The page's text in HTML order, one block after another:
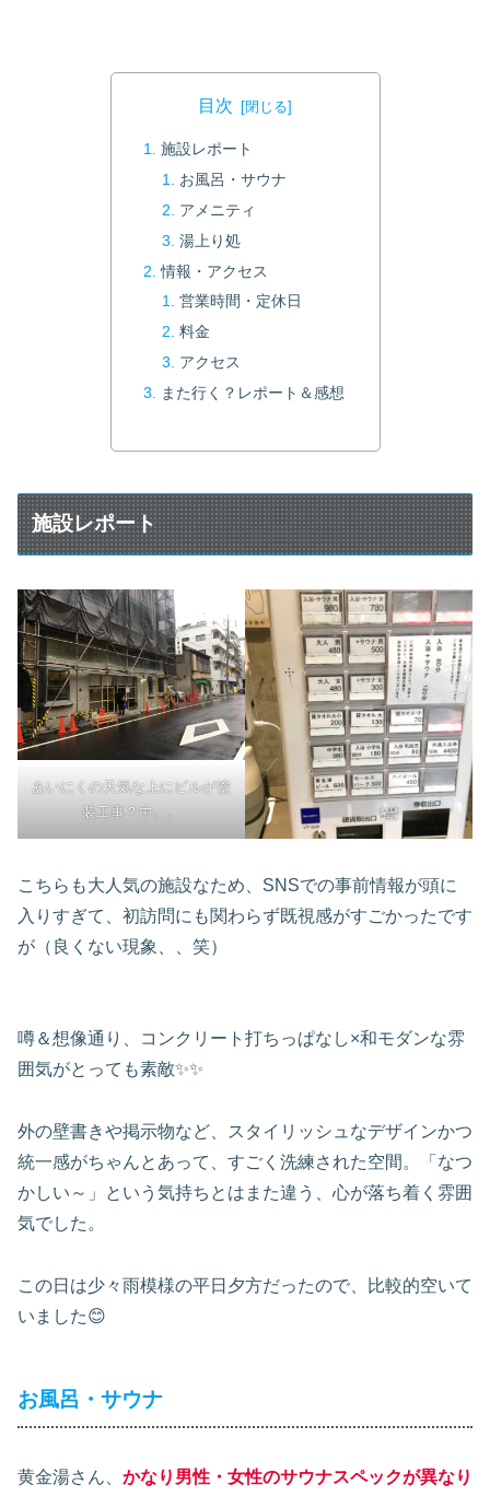
目次
施設レポート
お風呂・サウナ
アメニティ
湯上り処
情報・アクセス
営業時間・定休日
料金
アクセス
また行く？レポート＆感想
施設レポート
あいにくの天気な上にビルが塗
装工事？中。。
こちらも大人気の施設なため、SNSでの事前情報が頭に
入りすぎて、初訪問にも関わらず既視感がすごかったです
が（良くない現象、、笑）
噂＆想像通り、コンクリート打ちっぱなし×和モダンな雰
囲気がとっても素敵✨✨
外の壁書きや掲示物など、スタイリッシュなデザインかつ
統一感がちゃんとあって、すごく洗練された空間。「なつ
かしい～」という気持ちとはまた違う、心が落ち着く雰囲
気でした。
この日は少々雨模様の平日夕方だったので、比較的空いて
いました😊
お風呂・サウナ
黄金湯さん、 かなり男性・女性のサウナスペックが異なり